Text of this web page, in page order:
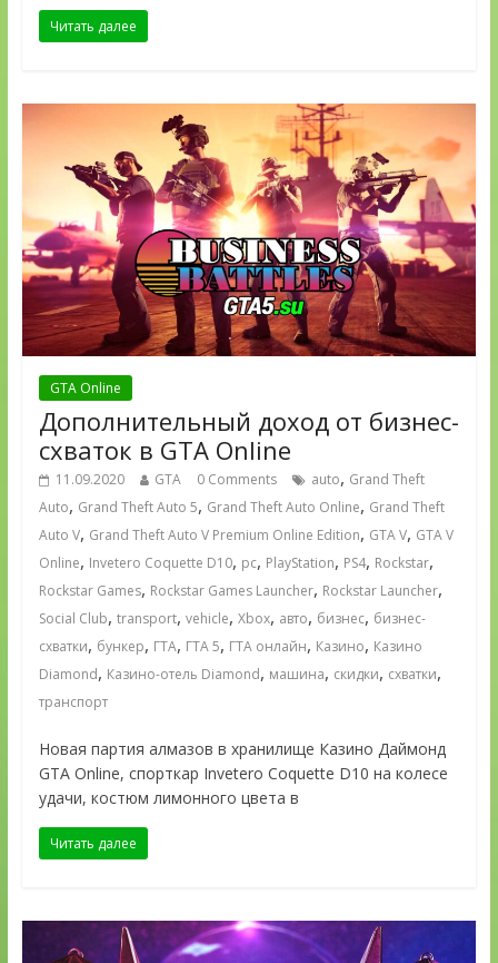
Читать далее
GTA Online
Дополнительный доход от бизнес-
схваток в GTA Online
11.09.2020 GTA 0 Comments auto, Grand Theft
Auto, Grand Theft Auto 5, Grand Theft Auto Online, Grand Theft
Auto V, Grand Theft Auto V Premium Online Edition, GTA V, GTA V
Online, Invetero Coquette D10, pc, PlayStation, PS4, Rockstar,
Rockstar Games, Rockstar Games Launcher, Rockstar Launcher,
Social Club, transport, vehicle, Xbox, авто, бизнес, бизнес-
схватки, бункер, ГТА, ГТА 5, ГТА онлайн, Казино, Казино
Diamond, Казино-отель Diamond, машина, скидки, схватки,
транспорт
Новая партия алмазов в хранилище Казино Даймонд
GTA Online, спорткар Invetero Coquette D10 на колесе
удачи, костюм лимонного цвета в
Читать далее